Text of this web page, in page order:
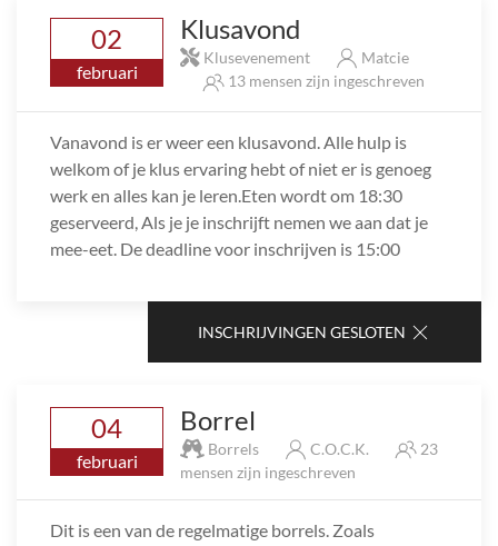
02
februari
Klusavond
Klusevenement
Matcie
13 mensen zijn ingeschreven
Vanavond is er weer een klusavond. Alle hulp is
welkom of je klus ervaring hebt of niet er is genoeg
werk en alles kan je leren.Eten wordt om 18:30
geserveerd, Als je je inschrijft nemen we aan dat je
mee-eet. De deadline voor inschrijven is 15:00
INSCHRIJVINGEN GESLOTEN
04
februari
Borrel
Borrels C.O.C.K.
23
mensen zijn ingeschreven
Dit is een van de regelmatige borrels. Zoals